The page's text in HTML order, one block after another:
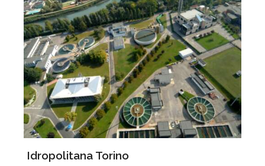
Idropolitana Torino